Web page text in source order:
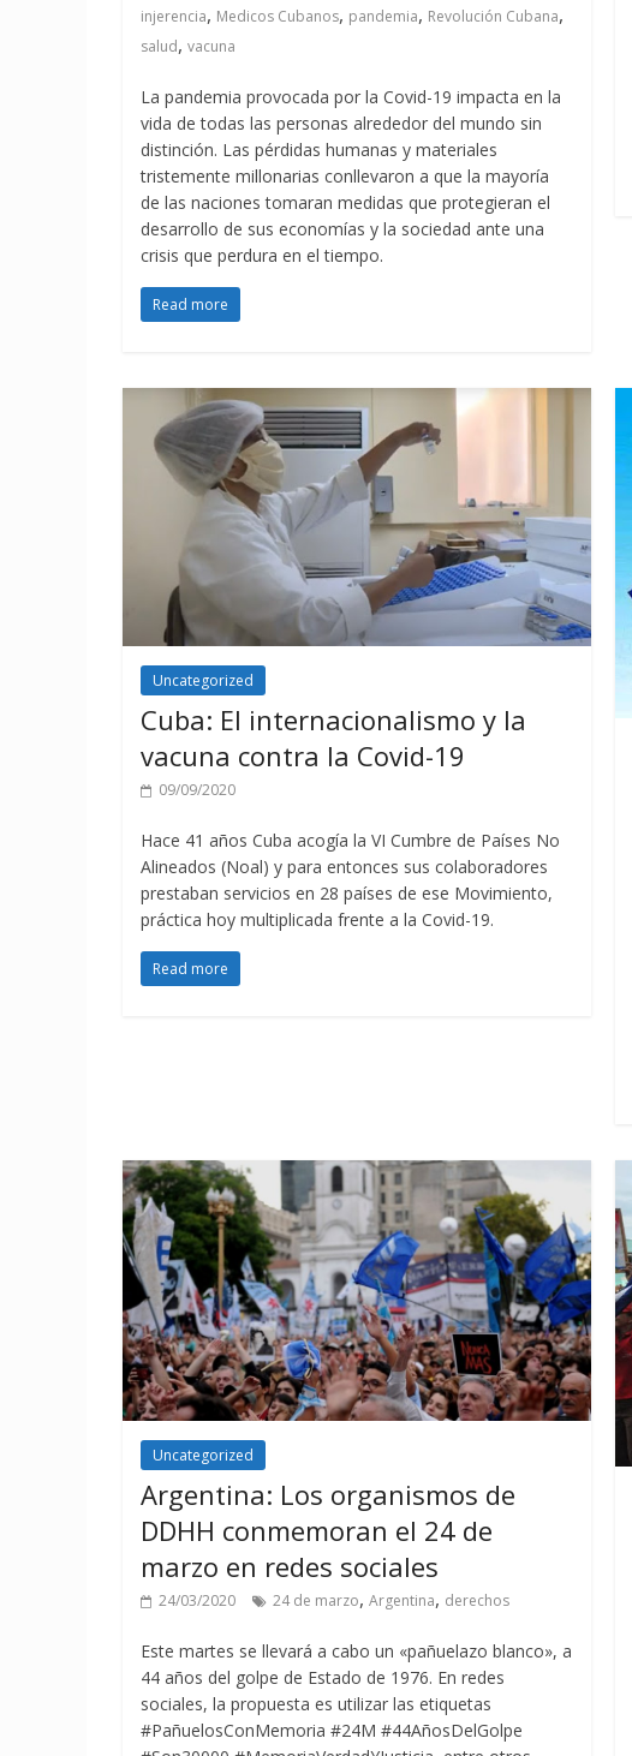
injerencia, Medicos Cubanos, pandemia, Revolución Cubana,
salud, vacuna
La pandemia provocada por la Covid-19 impacta en la
vida de todas las personas alrededor del mundo sin
distinción. Las pérdidas humanas y materiales
tristemente millonarias conllevaron a que la mayoría
de las naciones tomaran medidas que protegieran el
desarrollo de sus economías y la sociedad ante una
crisis que perdura en el tiempo.
Read more
Uncategorized
Cuba: El internacionalismo y la
vacuna contra la Covid-19
09/09/2020
Hace 41 años Cuba acogía la VI Cumbre de Países No
Alineados (Noal) y para entonces sus colaboradores
prestaban servicios en 28 países de ese Movimiento,
práctica hoy multiplicada frente a la Covid-19.
Read more
Uncategorized
Argentina: Los organismos de
DDHH conmemoran el 24 de
marzo en redes sociales
24/03/2020 24 de marzo, Argentina, derechos
Este martes se llevará a cabo un «pañuelazo blanco», a
44 años del golpe de Estado de 1976. En redes
sociales, la propuesta es utilizar las etiquetas
#PañuelosConMemoria #24M #44AñosDelGolpe